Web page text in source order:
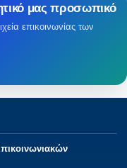
μας προσωπικό
επικοινωνίας των